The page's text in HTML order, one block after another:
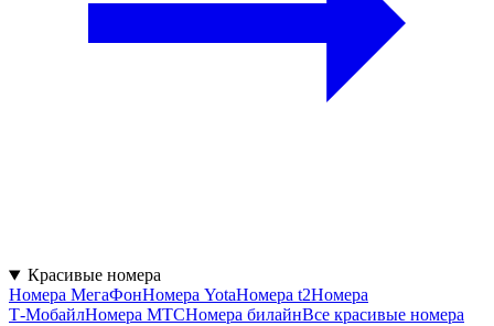
Красивые номера
Номера МегаФонНомера YotaНомера t2Номера
Т‑МобайлНомера МТСНомера билайнВсе красивые номера